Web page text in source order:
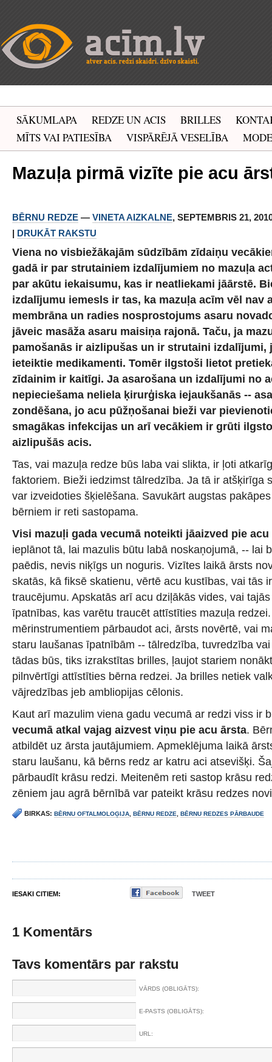
SĀKUMLAPA REDZE UN ACIS BRILLES
MĪTS VAI PATIESĪBA
VISPĀRĒJĀ VESELĪBA MODE
Mazuļa pirmā vizīte pie acu
BĒRNU REDZE — VINETA AIZKALNE, SEPTEMBRIS 21,
| DRUKĀT RAKSTU
Viena no visbiežākajām sūdzībām zīdaiņu
gadā ir par strutainiem izdalījumiem no mazuļa
par akūtu iekaisumu, kas ir neatliekami jāārstē.
izdalījumu iemesls ir tas, ka mazuļa acīm vēl nav
membrāna un radies nosprostojums asaru
jāveic masāža asaru maisiņa rajonā. Taču, ja
pamošanās ir aizlipušas un ir strutaini izdalījumi,
ieteiktie medikamenti. Tomēr ilgstoši lietot
zīdainim ir kaitīgi. Ja asarošana un izdalījumi no
nepieciešama neliela ķirurģiska iejaukšanās --
zondēšana, jo acu pūžņošanai bieži var
smagākas infekcijas un arī vecākiem ir grūti
aizlipušās acis.
Tas, vai mazuļa redze būs laba vai slikta, ir ļoti
faktoriem. Bieži iedzimst tālredzība. Ja tā ir atšķirīga
var izveidoties šķielēšana. Savukārt augstas
bērniem ir reti sastopama.
Visi mazuļi gada vecumā noteikti jāaizved pie acu
ieplānot tā, lai mazulis būtu labā noskaņojumā, -- lai
paēdis, nevis niķīgs un noguris. Vizītes laikā ārsts
skatās, kā fiksē skatienu, vērtē acu kustības, vai tās
traucējumu. Apskatās arī acu dziļākās vides, vai
īpatnības, kas varētu traucēt attīstīties mazuļa
mērinstrumentiem pārbaudot aci, ārsts novērtē, vai
staru laušanas īpatnībām -- tālredzība, tuvredzība
tādas būs, tiks izrakstītas brilles, ļaujot stariem
pilnvērtīgi attīstīties bērna redzei. Ja brilles netiek
vājredzības jeb ambliopijas cēlonis.
Kaut arī mazulim viena gadu vecumā ar redzi viss ir
vecumā atkal vajag aizvest viņu pie acu ārsta.
atbildēt uz ārsta jautājumiem. Apmeklējuma laikā
staru laušanu, kā bērns redz ar katru aci atsevišķi.
pārbaudīt krāsu redzi. Meitenēm reti sastop krāsu
zēniem jau agrā bērnībā var pateikt krāsu redzes
BIRKAS: BĒRNU OFTALMOLOĢIJA BĒRNU REDZE BĒRNU REDZES PĀRBAUDE
IESAKI CITIEM: TWEET
1 Komentārs
Tavs komentārs par rakstu
VĀRDS (OBLIGĀTS):
E-PASTS (OBLIGĀTS):
URL: